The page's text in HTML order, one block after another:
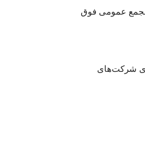
است مجمع عمومی فوق
شرکت‌های